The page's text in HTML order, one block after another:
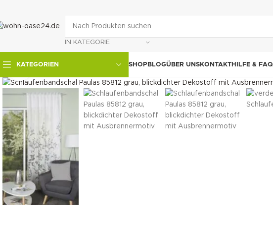
IN KATEGORIE
KATEGORIEN SHOPBLOGÜBER UNSKONTAKTHILFE & FAQ
klicken um zu vergrößern